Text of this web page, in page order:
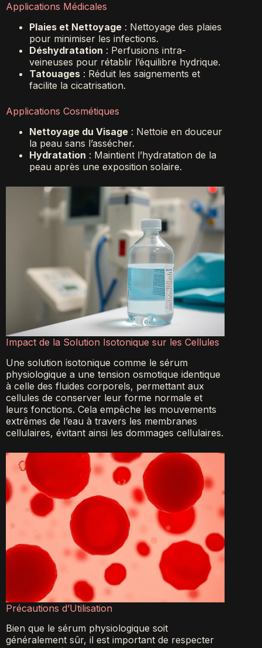
Applications Médicales
Plaies et Nettoyage : Nettoyage des plaies
pour minimiser les infections.
Déshydratation : Perfusions intra-
veineuses pour rétablir l’équilibre hydrique.
Tatouages : Réduit les saignements et
facilite la cicatrisation.
Applications Cosmétiques
Nettoyage du Visage : Nettoie en douceur
la peau sans l’assécher.
Hydratation : Maintient l’hydratation de la
peau après une exposition solaire.
Impact de la Solution Isotonique sur les Cellules
Une solution isotonique comme le sérum
physiologique a une tension osmotique identique
à celle des fluides corporels, permettant aux
cellules de conserver leur forme normale et
leurs fonctions. Cela empêche les mouvements
extrêmes de l’eau à travers les membranes
cellulaires, évitant ainsi les dommages cellulaires.
Précautions d’Utilisation
Bien que le sérum physiologique soit
généralement sûr, il est important de respecter